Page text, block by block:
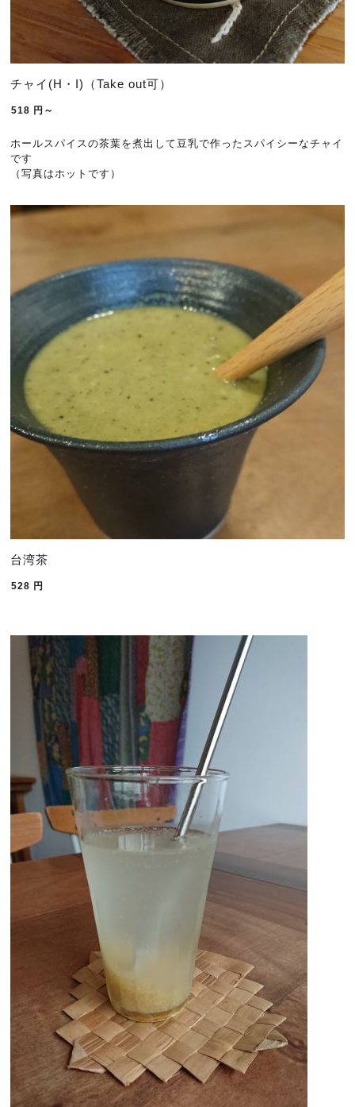
チャイ(H・I)（Take out可）
518 円～
ホールスパイスの茶葉を煮出して豆乳で作ったスパイシーなチャイ
です
（写真はホットです）
台湾茶
528 円